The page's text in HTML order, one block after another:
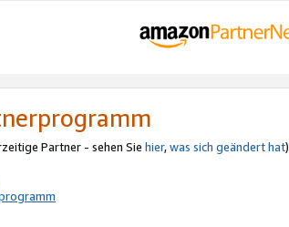
Partner - sehen Sie hier,was sich geändert hat)